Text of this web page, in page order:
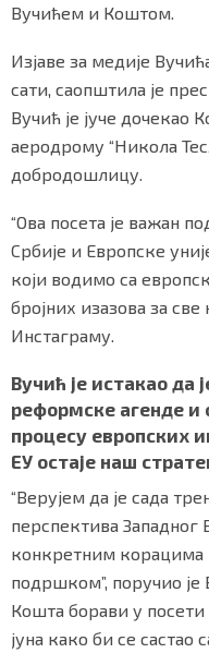
Вучићем и Коштом.
Изјаве за медије
сати, саопштила је
Вучић је јуче дочекао
аеродрому “Никола
добродошлицу.
“Ова посета је важан
Србије и Европске
који водимо са
бројних изазова за све
Инстаграму.
Вучић је истакао да
реформске агенде и
процесу европских
ЕУ остаје наш
“Верујем да је сада
перспектива Западног
конкретним корацима
подршком”, поручио је
Кошта борави у посети
јуна како би се
СВЕТ
ЖИВОТ И СТИЛ
СПОРТ
БИЗНИС
Маркетинг|